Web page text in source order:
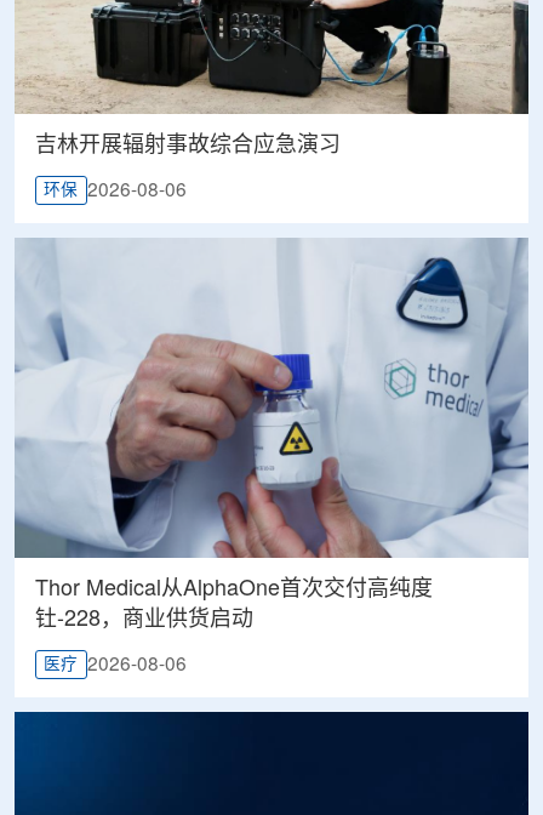
吉林开展辐射事故综合应急演习
环保 2026-08-06
Thor Medical从AlphaOne首次交付高纯度
钍-228，商业供货启动
医疗 2026-08-06